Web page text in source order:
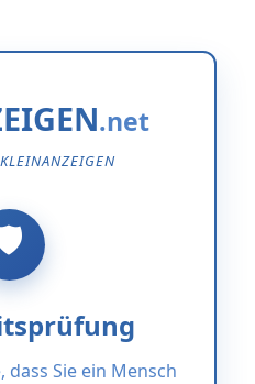
dass Sie ein Mensch